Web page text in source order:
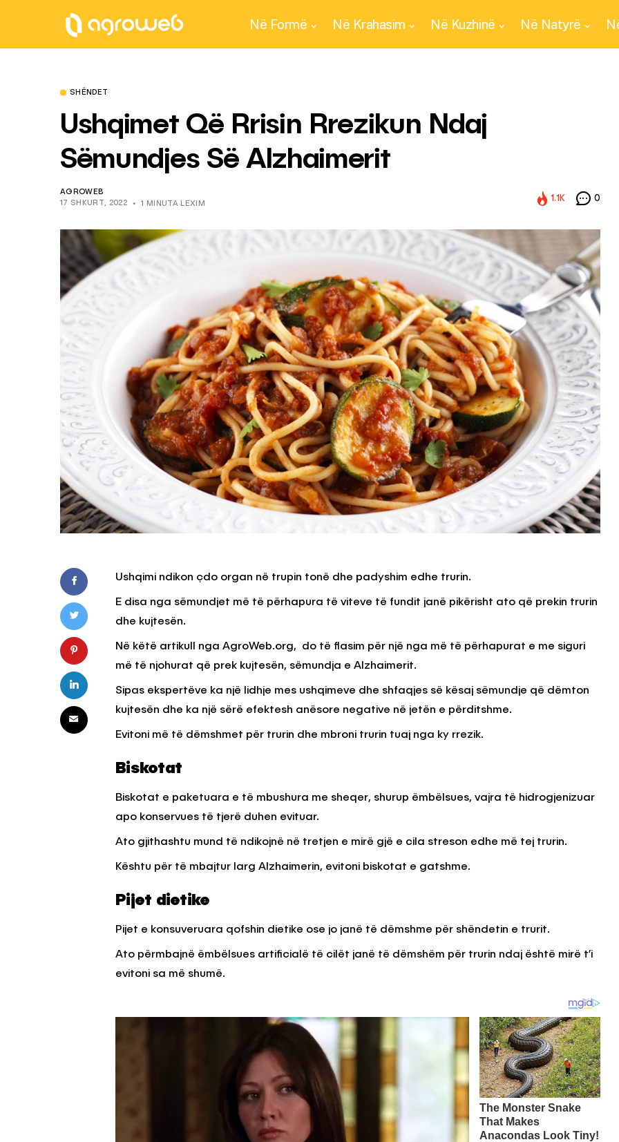
Në Formë Në Krahasim Në Kuzhinë Në Natyrë
SHËNDET
Ushqimet Që Rrisin Rrezikun Ndaj
Sëmundjes Së Alzhaimerit
AGROWEB
17 SHKURT, 2022
1 MINUTA LEXIM
1.1K 0
Ushqimi ndikon çdo organ në trupin tonë dhe padyshim edhe trurin.
E disa nga sëmundjet më të përhapura të viteve të fundit janë pikërisht ato që prekin trurin
dhe kujtesën.
Në këtë artikull nga AgroWeb.org, do të flasim për një nga më të përhapurat e me siguri
më të njohurat që prek kujtesën, sëmundja e Alzhaimerit.
Sipas ekspertëve ka një lidhje mes ushqimeve dhe shfaqjes së kësaj sëmundje që dëmton
kujtesën dhe ka një sërë efektesh anësore negative në jetën e përditshme.
Evitoni më të dëmshmet për trurin dhe mbroni trurin tuaj nga ky rrezik.
Biskotat
Biskotat e paketuara e të mbushura me sheqer, shurup ëmbëlsues, vajra të hidrogjenizuar
apo konservues të tjerë duhen evituar.
Ato gjithashtu mund të ndikojnë në tretjen e mirë gjë e cila streson edhe më tej trurin.
Kështu për të mbajtur larg Alzhaimerin, evitoni biskotat e gatshme.
Pijet dietike
Pijet e konsuveruara qofshin dietike ose jo janë të dëmshme për shëndetin e trurit.
Ato përmbajnë ëmbëlsues artificialë të cilët janë të dëmshëm për trurin ndaj është mirë t’i
evitoni sa më shumë.
Duhet të Përdorni
e Aluminit për Ruajtjen
KËSHILLA & IDE
Rreziqet dhe Problemet që
Vijnë Nga Akulloret e
Vjetëruara
AGROWEB
Si të Kujdeseni për Freskinë e
Vajit të Ullirit Gjatë Ditëve të
Nxehta
AGROWEB